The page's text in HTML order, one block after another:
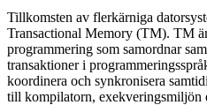
Tillkomsten av flerkärniga
Transactional Memory (TM). TM
programmering som samordnar
transaktioner i
koordinera och synkronisera
till kompilatorn, exekveringsmiljön